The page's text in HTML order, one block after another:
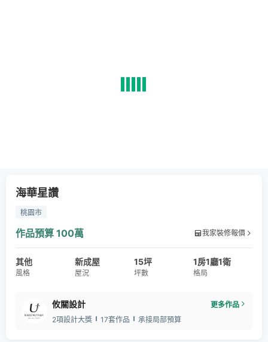
海華星讚
桃園市
作品預算 100萬 我家裝修報價
其他
風格
新成屋
屋況
15坪
坪數
1房1廳1衛
格局
攸關設計
更多作品
2項設計大獎
17套作品 承接局部預算